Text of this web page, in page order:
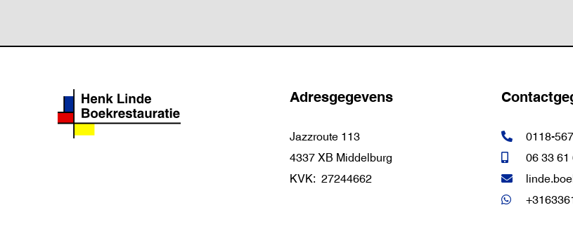
Adresgegevens
Jazzroute 113
4337 XB Middelburg
KVK: 27244662
0118-
06 33 61